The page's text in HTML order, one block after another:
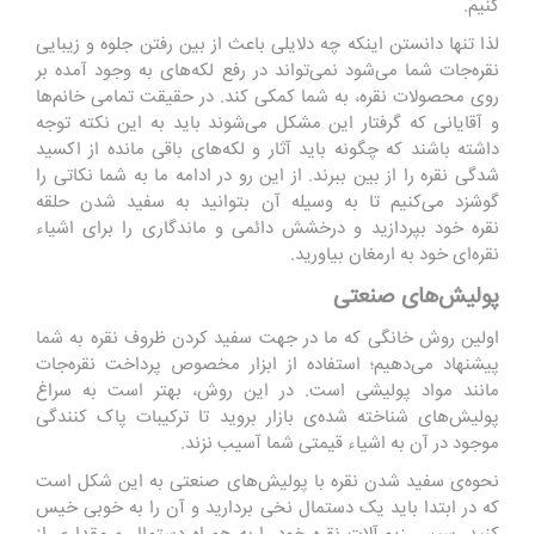
کنیم.
لذا تنها دانستن اینکه چه دلایلی باعث از بین رفتن جلوه و زیبایی
نقره‌جات شما می‌شود نمی‌تواند در رفع لکه‌های به وجود آمده بر
روی محصولات نقره، به شما کمکی کند. در حقیقت تمامی خانم‌ها
و آقایانی که گرفتار این مشکل می‌شوند باید به این نکته توجه
داشته باشند که چگونه باید آثار و لکه‌های باقی مانده از اکسید
شدگی نقره را از بین ببرند. از این رو در ادامه ما به شما نکاتی را
گوشزد می‌کنیم تا به وسیله آن بتوانید به سفید شدن حلقه
نقره خود بپردازید و درخشش دائمی و ماندگاری را برای اشیاء
نقره‌ای خود به ارمغان بیاورید.
پولیش‌های صنعتی
اولین روش خانگی که ما در جهت سفید کردن ظروف نقره به شما
پیشنهاد می‌دهیم؛ استفاده از ابزار مخصوص پرداخت نقره‌جات
مانند مواد پولیشی است. در این روش، بهتر است به سراغ
پولیش‌های شناخته شده‌ی بازار بروید تا ترکیبات پاک کنندگی
موجود در آن به اشیاء قیمتی شما آسیب نزند.
نحوه‌ی سفید شدن نقره با پولیش‌های صنعتی به این شکل است
که در ابتدا باید یک دستمال نخی بردارید و آن را به خوبی خیس